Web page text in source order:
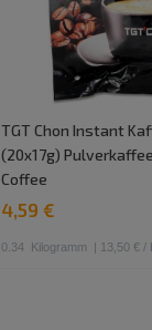
TGT Chon Instant
(20x17g)
Coffee
4,59 €
0.34 Kilogramm | 13,50 € /